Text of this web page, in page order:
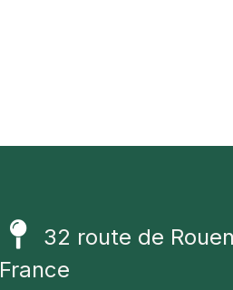
32 route de
France